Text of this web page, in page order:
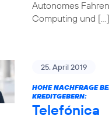
Autonomes
Computing und […]
25. April 2019
HOHE NACHFRAGE
KREDITGEBERN:
Telefónica